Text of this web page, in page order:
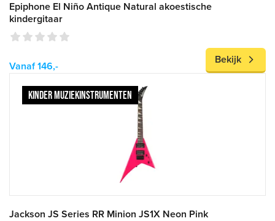
Epiphone El Niño Antique Natural akoestische
kindergitaar
Vanaf 146,-
Bekijk
KINDER MUZIEKINSTRUMENTEN
Jackson JS Series RR Minion JS1X Neon Pink